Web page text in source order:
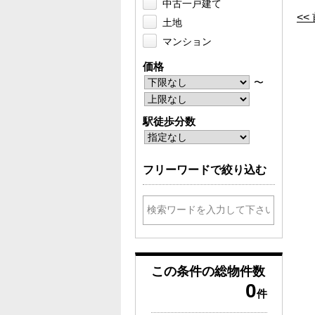
<<
中古一戸建て
土地
マンション
価格
〜
駅徒歩分数
フリーワードで絞り込む
この条件の総物件数
0件